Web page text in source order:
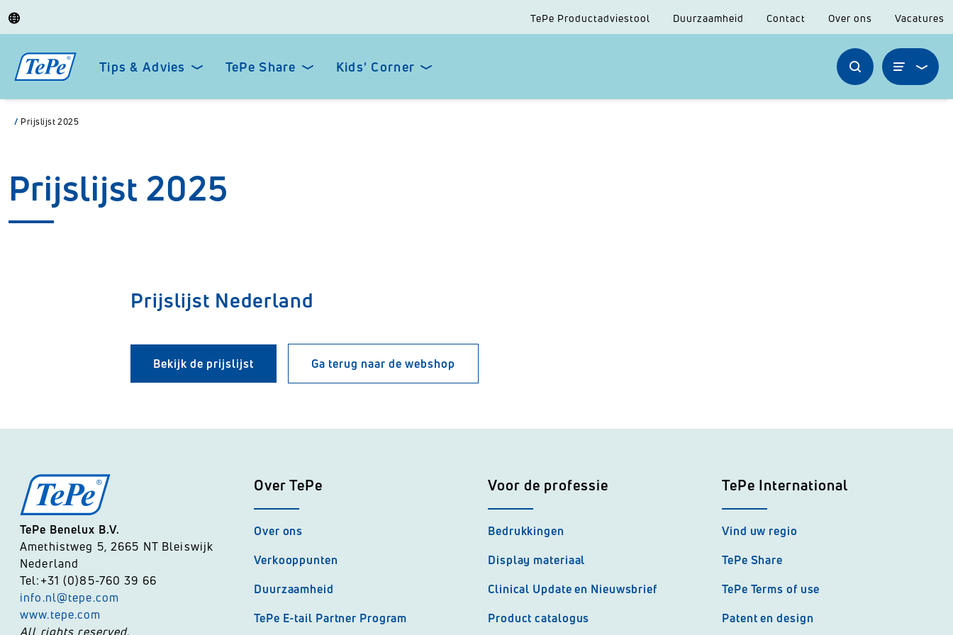
TePe Productadviestool Duurzaamheid Contact Over ons Vacatures
Tips & Advies TePe Share Kids' Corner
/ Prijslijst 2025
Prijslijst 2025
Prijslijst Nederland
Bekijk de prijslijst Ga terug naar de webshop
TePe Benelux B.V.
Amethistweg 5, 2665 NT Bleiswijk
Nederland
Tel:+31 (0)85-760 39 66
info.nl@tepe.com
www.tepe.com
All rights reserved.
Over TePe
Over ons
Verkooppunten
Duurzaamheid
TePe E-tail Partner Program
Voor de professie
Bedrukkingen
Display materiaal
Clinical Update en Nieuwsbrief
Product catalogus
TePe International
Vind uw regio
TePe Share
TePe Terms of use
Patent en design